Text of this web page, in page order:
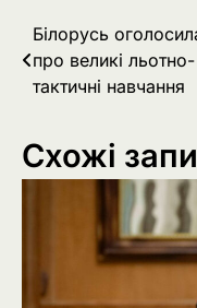
Навігація
записів
Білорусь
про великі льотно-
тактичні навчання
Схожі